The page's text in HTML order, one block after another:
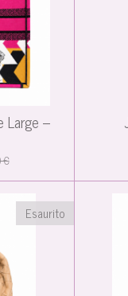
Large –
€
Esaurito